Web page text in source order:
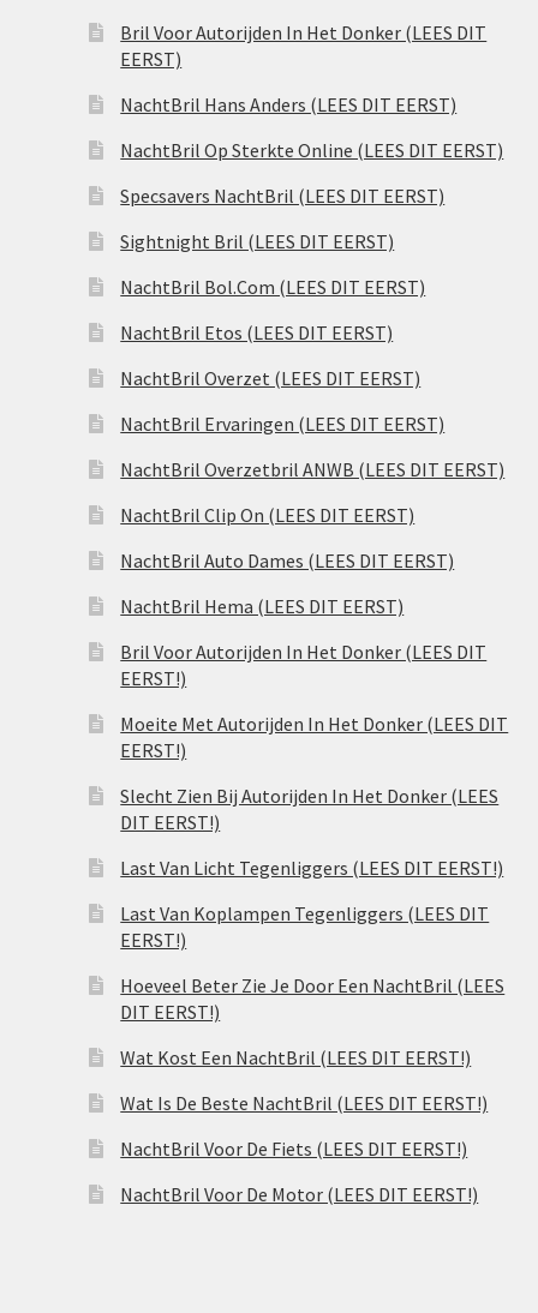
Bril Voor Autorijden In Het Donker (LEES DIT
EERST)
NachtBril Hans Anders (LEES DIT EERST)
NachtBril Op Sterkte Online (LEES DIT EERST)
Specsavers NachtBril (LEES DIT EERST)
Sightnight Bril (LEES DIT EERST)
NachtBril Bol.Com (LEES DIT EERST)
NachtBril Etos (LEES DIT EERST)
NachtBril Overzet (LEES DIT EERST)
NachtBril Ervaringen (LEES DIT EERST)
NachtBril Overzetbril ANWB (LEES DIT EERST)
NachtBril Clip On (LEES DIT EERST)
NachtBril Auto Dames (LEES DIT EERST)
NachtBril Hema (LEES DIT EERST)
Bril Voor Autorijden In Het Donker (LEES DIT
EERST!)
Moeite Met Autorijden In Het Donker (LEES DIT
EERST!)
Slecht Zien Bij Autorijden In Het Donker (LEES
DIT EERST!)
Last Van Licht Tegenliggers (LEES DIT EERST!)
Last Van Koplampen Tegenliggers (LEES DIT
EERST!)
Hoeveel Beter Zie Je Door Een NachtBril (LEES
DIT EERST!)
Wat Kost Een NachtBril (LEES DIT EERST!)
Wat Is De Beste NachtBril (LEES DIT EERST!)
NachtBril Voor De Fiets (LEES DIT EERST!)
NachtBril Voor De Motor (LEES DIT EERST!)